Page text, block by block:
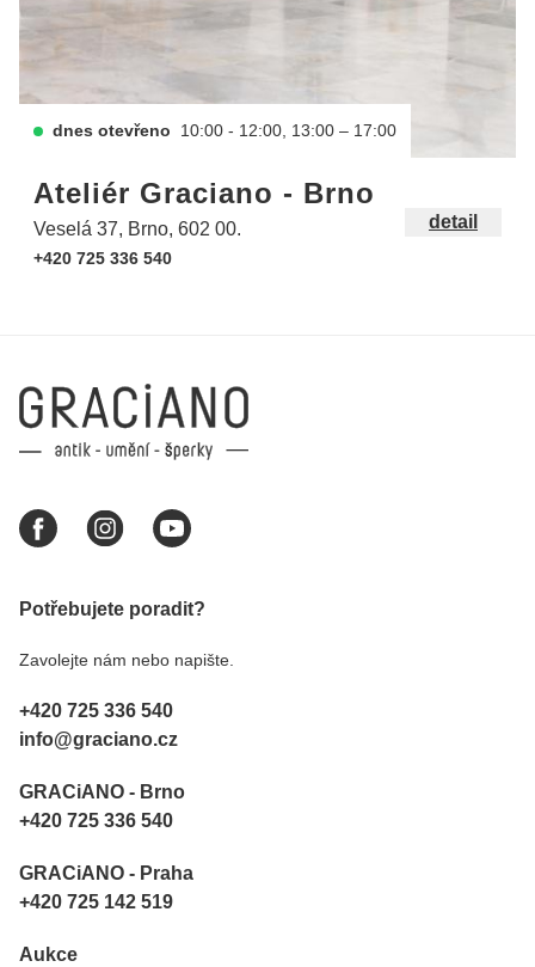
dnes otevřeno 10:00 - 12:00, 13:00 – 17:00
Ateliér Graciano - Brno
Veselá 37, Brno, 602 00.
+420 725 336 540
detail
Potřebujete poradit?
Zavolejte nám nebo napište.
+420 725 336 540
info@graciano.cz
GRACiANO - Brno
+420 725 336 540
GRACiANO - Praha
+420 725 142 519
Aukce